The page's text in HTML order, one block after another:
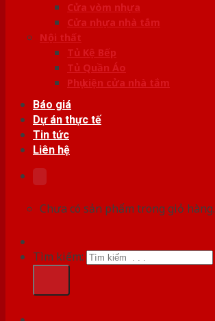
Cửa vòm nhựa
Cửa nhựa nhà tắm
Nội thất
Tủ Kệ Bếp
Tủ Quần Áo
Phụ kiện cửa nhà tắm
Báo giá
Dự án thực tế
Tin tức
Liên hệ
Chưa có sản phẩm trong giỏ hàng.
Tìm kiếm: